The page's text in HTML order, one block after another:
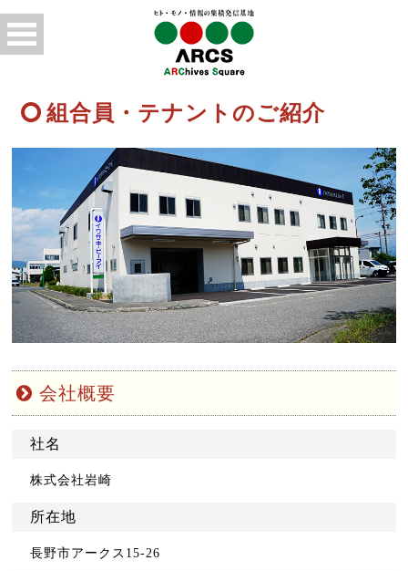
組合員・テナントのご紹介
会社概要
社名
株式会社岩崎
所在地
長野市アークス15-26